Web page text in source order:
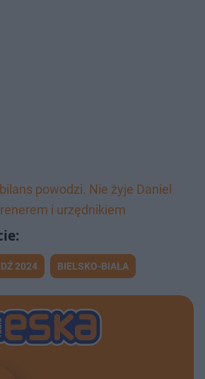
powodzi. Nie żyje Daniel
i urzędnikiem
2024 BIELSKO-BIAŁA